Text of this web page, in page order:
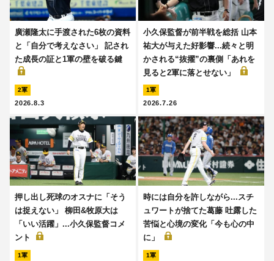
廣瀬隆太に手渡された6枚の資料
と「自分で考えなさい」 記され
た成長の証と1軍の壁を破る鍵
2軍
2026.8.3
小久保監督が前半戦を総括 山本
祐大が与えた好影響...続々と明
かされる“抜擢”の裏側「あれを
見ると2軍に落とせない」
1軍
2026.7.26
押し出し死球のオスナに「そう
は捉えない」 柳田&牧原大は
「いい活躍」...小久保監督コメ
ント
1軍
時には自分を許しながら...スチ
ュワートが捨てた葛藤 吐露した
苦悩と心境の変化「今も心の中
に」
1軍